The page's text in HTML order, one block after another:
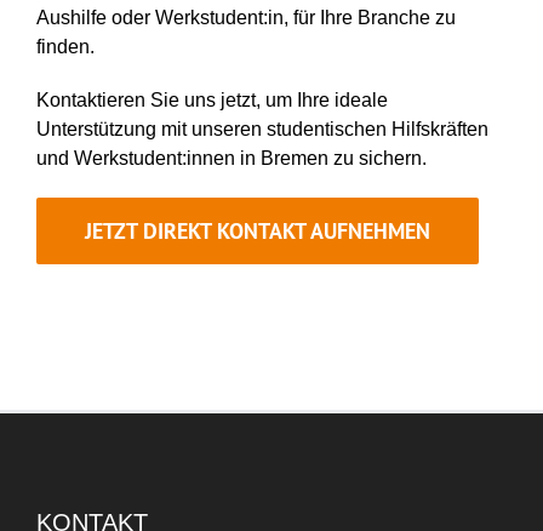
Aushilfe oder Werkstudent:in, für Ihre Branche zu
finden.
Kontaktieren Sie uns jetzt, um Ihre ideale
Unterstützung mit unseren studentischen Hilfskräften
und Werkstudent:innen in Bremen zu sichern.
JETZT DIREKT KONTAKT AUFNEHMEN
KONTAKT